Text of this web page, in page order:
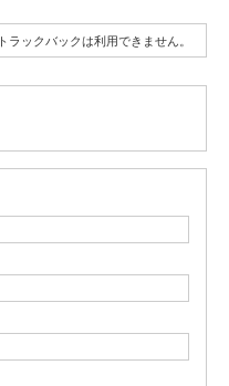
トラックバックは利用できません。